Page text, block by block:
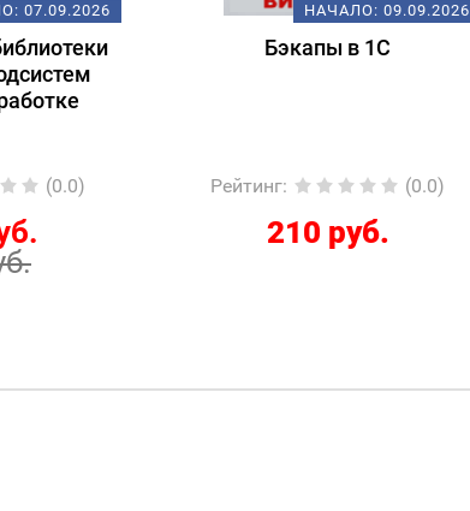
07.09.2026
(0.0)
НАЧАЛО: 09.09.2026
Бэкапы в 1С
Рейтинг: (0.0)
210 руб.